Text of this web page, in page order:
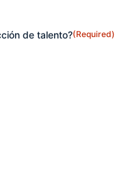
de talento?(Required)